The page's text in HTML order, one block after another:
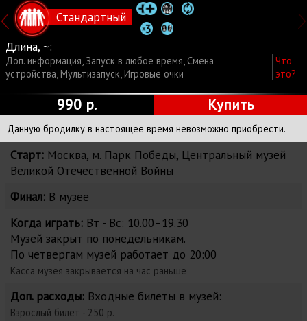
Стандартный
Длина, ~:
Доп. информация, Запуск в любое время, Смена
устройства,Мультизапуск,Игровые очки
Что
это?
990 р. Купить
Данную бродилку в настоящее время невозможно приобрести.
Старт: Москва, м. Парк Победы, Центральный музей
Великой Отечественной Войны
Финал: В музее
Когда играть: Вт - Вс: 10.00–19.30
Музей закрыт по понедельникам.
По четвергам музей работает до 20:00
Касса музея закрывается на час раньше
Доп. расходы: Входные билеты в музей:
Взрослый билет - 250 р.